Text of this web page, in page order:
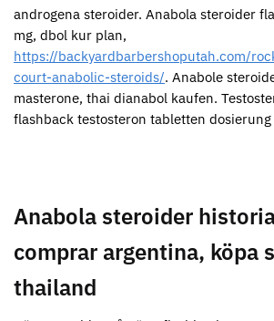
androgena steroider. Anabola steroider
mg, dbol kur plan,
https://backyardbarbershoputah.com/
court-anabolic-steroids/. Anabole
masterone, thai dianabol kaufen.
flashback testosteron tabletten
Anabola steroider
comprar argentina, köpa
thailand